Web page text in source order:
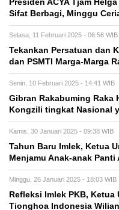
Presiden ACYA Tjam
Sifat Berbagi, Minggu
Selasa, 11 Februari 2025 - 06:56 WIB
Tekankan Persatuan dan
dan PSMTI Marga-Marga
Senin, 10 Februari 2025 - 14:41 WIB
Gibran Rakabuming Raka
Kongzili tingkat Nasional
Kamis, 30 Januari 2025 - 09:38 WIB
Tahun Baru Imlek, Ketua
Menjamu Anak-anak
Minggu, 26 Januari 2025 - 18:03 WIB
Refleksi Imlek PKB,
Tionghoa Indonesia